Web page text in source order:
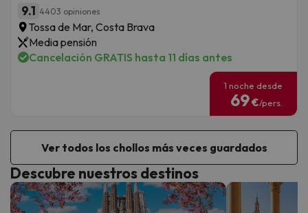
9.1 4403 opiniones
Tossa de Mar, Costa Brava
Media pensión
Cancelación GRATIS hasta 11 días antes
1 noche desde
69€/pers.
Ver todos los chollos más veces guardados
Descubre nuestros destinos